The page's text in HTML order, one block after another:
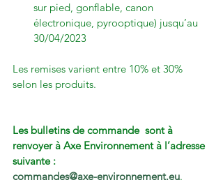
sur pied, gonflable, canon
électronique, pyrooptique) jusqu’au
30/04/2023
Les remises varient entre 10% et 30%
selon les produits.
Les bulletins de commande  sont à
renvoyer à Axe Environnement à l’adresse
suivante :
commandes@axe-environnement.eu.